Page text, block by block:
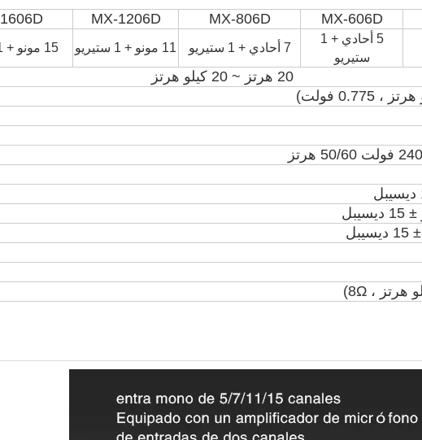
MX-606D
MX-806D
MX-1206D
5 أحادي + 1
ستيريو
7 أحادي + 1 ستيريو 11 مونو + 1 ستيريو 15 مونو + 1 ستيريو
20 هرتز ~ 20 كيلو هرتز